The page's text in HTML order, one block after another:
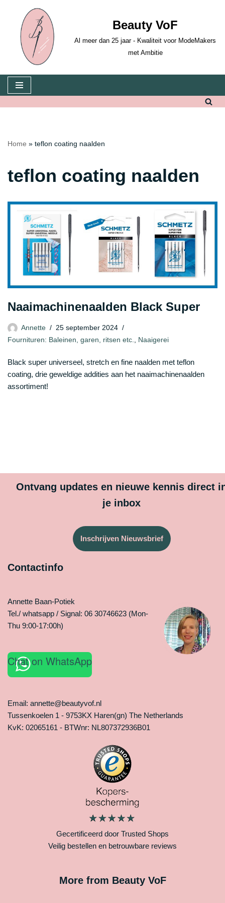
naar
inhoud
Beauty VoF
Al meer dan 25 jaar - Kwaliteit voor ModeMakers
met Ambitie
Home » teflon coating naalden
teflon coating naalden
Naaimachinenaalden Black Super
Annette
25 september 2024
Fournituren: Baleinen, garen, ritsen etc.
Naaigerei
Black super universeel, stretch en fine naalden met teflon
coating, drie geweldige addities aan het naaimachinenaalden
assortiment!
Ontvang updates en nieuwe kennis direct
je inbox
Inschrijven Nieuwsbrief
Contactinfo
Annette Baan-Potiek
Tel./ whatsapp / Signal: 06 30746623 (Mon-
Thu 9:00-17:00h)
Chat on WhatsApp
Email: annette@beautyvof.nl
Tussenkoelen 1 - 9753KX Haren(gn) The Netherlands
KvK: 02065161 - BTWnr: NL807372936B01
Gecertificeerd door Trusted Shops
Veilig bestellen en betrouwbare reviews
More from Beauty VoF